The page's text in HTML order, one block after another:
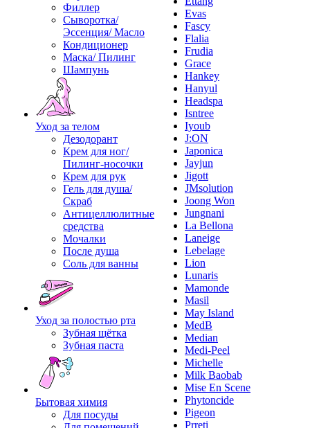
Филлер
Сыворотка/
Эссенция/ Масло
Кондиционер
Маска/ Пилинг
Шампунь
Уход за телом
Дезодорант
Крем для ног/
Пилинг-носочки
Крем для рук
Гель для душа/
Скраб
Антицеллюлитные
средства
Мочалки
После душа
Соль для ванны
Уход за полостью рта
Зубная щётка
Зубная паста
Бытовая химия
Для посуды
Evas
Fascy
Flalia
Frudia
Grace
Hankey
Hanyul
Headspa
Isntree
Iyoub
J:ON
Japonica
Jayjun
Jigott
JMsolution
Joong Won
Jungnani
La Bellona
Laneige
Lebelage
Lion
Lunaris
Mamonde
Masil
May Island
MedB
Median
Medi-Peel
Michelle
Milk Baobab
Mise En Scene
Phytoncide
Pigeon
Prreti